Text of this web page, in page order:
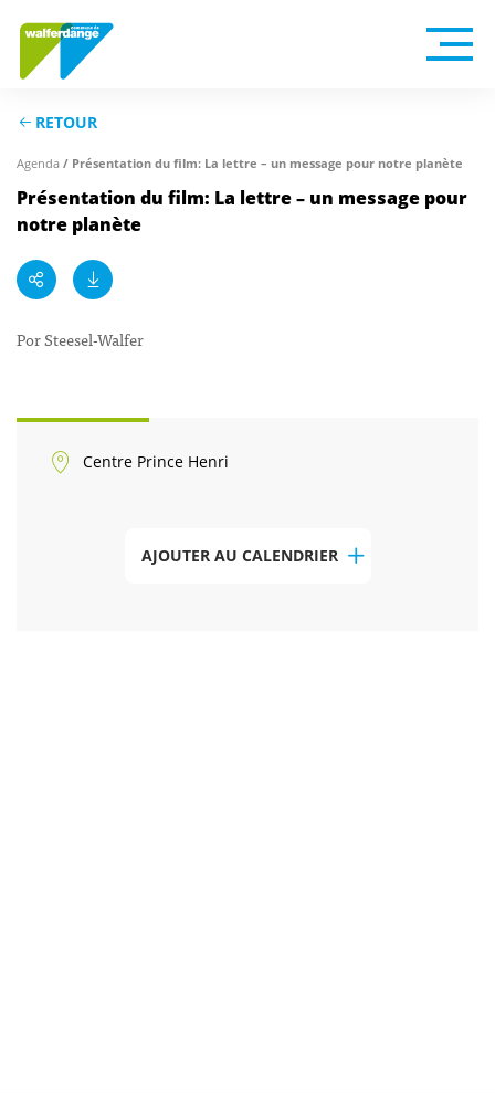
RETOUR
Agenda / Présentation du film: La lettre – un message pour notre planète
Présentation du film: La lettre – un message pour
notre planète
Por Steesel-Walfer
Centre Prince Henri
AJOUTER AU CALENDRIER